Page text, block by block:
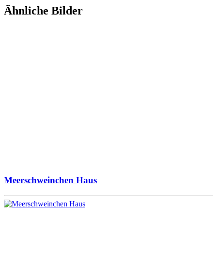
Ähnliche Bilder
Meerschweinchen Haus